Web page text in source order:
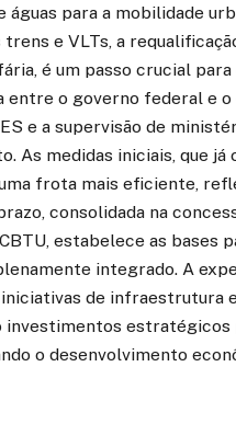
para a mobilidade
e VLTs, a
é um passo crucial para
entre o governo federal e
e a supervisão de
As medidas iniciais, que
frota mais eficiente,
consolidada na
estabelece as bases
integrado. A
de infraestrutura
o desenvolvimento